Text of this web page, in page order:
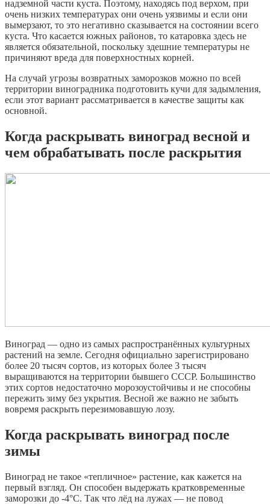
надземной части куста. Поэтому, находясь под верхом, при
очень низких температурах они очень уязвимы и если они
вымерзают, то это негативно сказывается на состоянии всего
куста. Что касается южных районов, то катаровка здесь не
является обязательной, поскольку здешние температуры не
причиняют вреда для поверхностных корней.
На случай угрозы возвратных заморозков можно по всей
территории виноградника подготовить кучи для задымления,
если этот вариант рассматривается в качестве защиты как
основной.
Когда раскрывать виноград весной и
чем обрабатывать после раскрытия
Виноград — одно из самых распространённых культурных
растений на земле. Сегодня официально зарегистрировано
более 20 тысяч сортов, из которых более 3 тысяч
выращиваются на территории бывшего СССР. Большинство
этих сортов недостаточно морозоустойчивы и не способны
пережить зиму без укрытия. Весной же важно не забыть
вовремя раскрыть перезимовавшую лозу.
Когда раскрывать виноград после
зимы
Виноград не такое «тепличное» растение, как кажется на
первый взгляд. Он способен выдержать кратковременные
заморозки до -4°С. Так что лёд на лужах — не повод